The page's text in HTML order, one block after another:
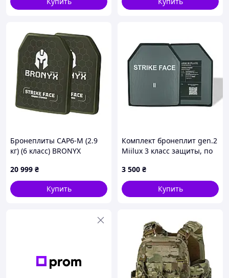
Бронеплиты CAP6-M (2.9
кг) (6 класс) BRONYX
2шт
20 999 ₴
Купить
Комплект бронеплит gen.2
Miilux 3 класс защиты, по
3 500 ₴
Купить